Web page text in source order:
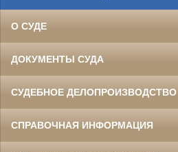
О СУДЕ
ДОКУМЕНТЫ СУДА
СУДЕБНОЕ ДЕЛОПРОИЗВОДСТВО
СПРАВОЧНАЯ ИНФОРМАЦИЯ